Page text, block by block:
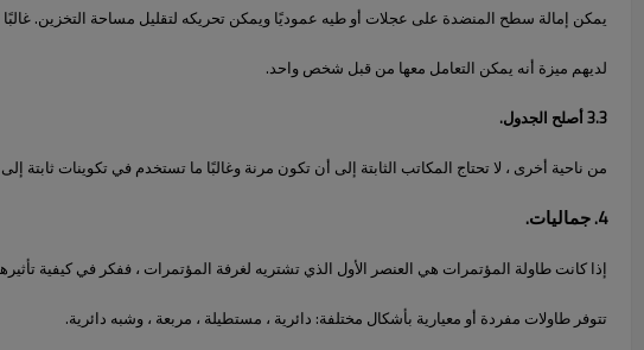
يمكن إمالة سطح المنضدة على عجلات أو طيه عموديًا ويمكن تحريكه لتقليل مساحة التخزين.
لديهم ميزة أنه يمكن التعامل معها من قبل شخص واحد.
3.3 أصلح الجدول.
من ناحية أخرى ، لا تحتاج المكاتب الثابتة إلى أن تكون مرنة وغالبًا ما تستخدم في تكوينات ثابتة
4. جماليات.
إذا كانت طاولة المؤتمرات هي العنصر الأول الذي تشتريه لغرفة المؤتمرات ، ففكر في كيفية
تتوفر طاولات مفردة أو معيارية بأشكال مختلفة: دائرية ، مستطيلة ، مربعة ، وشبه دائرية.